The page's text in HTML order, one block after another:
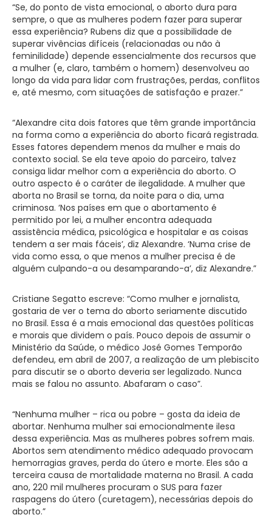
“Se, do ponto de vista emocional, o aborto dura para
sempre, o que as mulheres podem fazer para superar
essa experiência? Rubens diz que a possibilidade de
superar vivências difíceis (relacionadas ou não à
feminilidade) depende essencialmente dos recursos que
a mulher (e, claro, também o homem) desenvolveu ao
longo da vida para lidar com frustrações, perdas, conflitos
e, até mesmo, com situações de satisfação e prazer.”
“Alexandre cita dois fatores que têm grande importância
na forma como a experiência do aborto ficará registrada.
Esses fatores dependem menos da mulher e mais do
contexto social. Se ela teve apoio do parceiro, talvez
consiga lidar melhor com a experiência do aborto. O
outro aspecto é o caráter de ilegalidade. A mulher que
aborta no Brasil se torna, da noite para o dia, uma
criminosa. ‘Nos países em que o abortamento é
permitido por lei, a mulher encontra adequada
assistência médica, psicológica e hospitalar e as coisas
tendem a ser mais fáceis’, diz Alexandre. ‘Numa crise de
vida como essa, o que menos a mulher precisa é de
alguém culpando-a ou desamparando-a’, diz Alexandre.”
Cristiane Segatto escreve: “Como mulher e jornalista,
gostaria de ver o tema do aborto seriamente discutido
no Brasil. Essa é a mais emocional das questões políticas
e morais que dividem o país. Pouco depois de assumir o
Ministério da Saúde, o médico José Gomes Temporão
defendeu, em abril de 2007, a realização de um plebiscito
para discutir se o aborto deveria ser legalizado. Nunca
mais se falou no assunto. Abafaram o caso”.
“Nenhuma mulher – rica ou pobre – gosta da ideia de
abortar. Nenhuma mulher sai emocionalmente ilesa
dessa experiência. Mas as mulheres pobres sofrem mais.
Abortos sem atendimento médico adequado provocam
hemorragias graves, perda do útero e morte. Eles são a
terceira causa de mortalidade materna no Brasil. A cada
ano, 220 mil mulheres procuram o SUS para fazer
raspagens do útero (curetagem), necessárias depois do
aborto.”